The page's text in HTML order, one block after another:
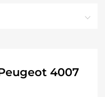
4007